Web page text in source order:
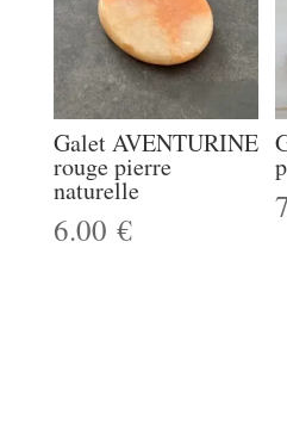
Galet AVENTURINE
rouge pierre
naturelle
6.00 €